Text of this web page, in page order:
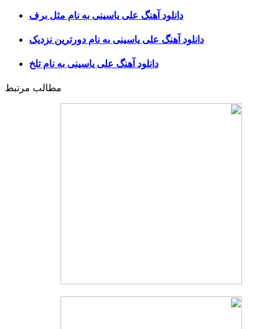
دانلود آهنگ علی یاسینی به نام مثل برف
دانلود آهنگ علی یاسینی به نام دورترین نزدیک
دانلود آهنگ علی یاسینی به نام تلخ
مطالب مرتبط